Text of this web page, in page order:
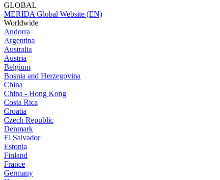
GLOBAL
MERIDA Global Website (EN)
Worldwide
Andorra
Argentina
Australia
Austria
Belgium
Bosnia and Herzegovina
China
China - Hong Kong
Costa Rica
Croatia
Czech Republic
Denmark
El Salvador
Estonia
Finland
France
Germany